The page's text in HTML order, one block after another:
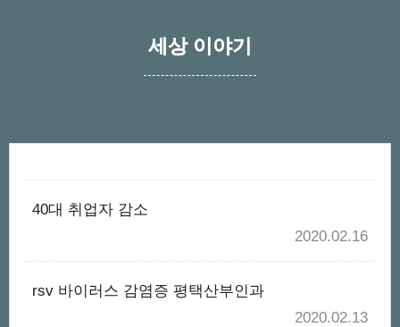
세상 이야기
40대 취업자 감소
2020.02.16
rsv 바이러스 감염증 평택산부인과
2020.02.13